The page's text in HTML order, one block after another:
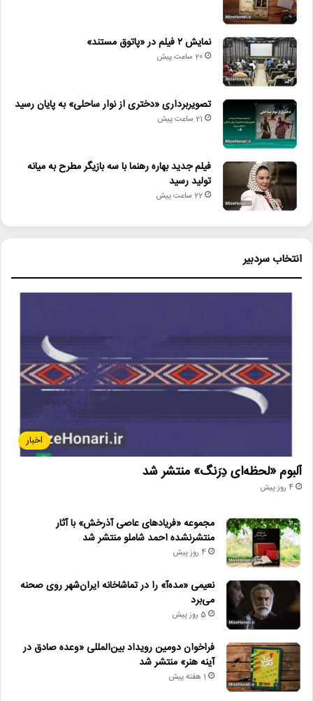
مهر ۱۴۰۴ تا جمعه ۲ آبان ۱۴۰۴ در پردیس سینمایی ایران‌مال در حال
برگزاری است.
لینک خبر
کپی
دیگر خبرها
• مجله هنری
• جزئیات اکران مستند «ماسک» منتشر شد
• تالار حافظ میزبان «کافه نادری» می‌شود
• تصویربرداری «دختری از نوار ساحلی» به پایان رسید
• فیلم جدید بهاره رهنما با سه بازیگر مطرح به میانه تولید رسید
• برگزاری کنسرت علیرضا قربانی در شیراز
بهروز_شعیبی
جشنواره_فیلم_کوتاه_تهران
چهل_ودومین_جشنواره_فیلم_کوتاه
سینمای_جوانان
فیلم_کوتاه ناصر_تقوایی
نمایش ۲ فیلم در «پاتوق مستند»
20 ساعت پیش
تصویربرداری «دختری از نوار ساحلی» به پایان رسید
21 ساعت پیش
فیلم جدید بهاره رهنما با سه بازیگر مطرح به میانه
تولید رسید
22 ساعت پیش
انتخاب سردبیر
اخبار
آلبوم «لحظه‌ای دِرَنگ» منتشر شد
4 روز پیش
مجموعه «فریادهای عاصی آذرخش» با آثار
منتشرنشده احمد شاملو منتشر شد
4 روز پیش
نعیمی «مده‌آ» را در تماشاخانه ایران‌شهر روی صحنه
می‌برد
5 روز پیش
فراخوان دومین رویداد بین‌المللی «وعده صادق در
آینه هنر» منتشر شد
1 هفته پیش